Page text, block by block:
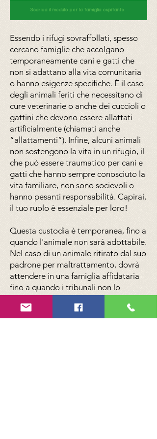
Scarica il modulo per la famiglia ospitante
Essendo i rifugi sovraffollati, spesso
cercano famiglie che accolgano
temporaneamente cani e gatti che
non si adattano alla vita comunitaria
o hanno esigenze specifiche. È il caso
degli animali feriti che necessitano di
cure veterinarie o anche dei cuccioli o
gattini che devono essere allattati
artificialmente (chiamati anche
“allattamenti”). Infine, alcuni animali
non sostengono la vita in un rifugio, il
che può essere traumatico per cani e
gatti che hanno sempre conosciuto la
vita familiare, non sono socievoli o
hanno pesanti responsabilità. Capirai,
il tuo ruolo è essenziale per loro!
Questa custodia è temporanea, fino a
quando l'animale non sarà adottabile.
Nel caso di un animale ritirato dal suo
padrone per maltrattamento, dovrà
attendere in una famiglia affidataria
fino a quando i tribunali non lo
processo. Una famiglia adottiva,
invece, decide, come suggerisce il